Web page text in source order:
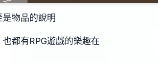
物品的說明
都有RPG遊戲的樂趣在